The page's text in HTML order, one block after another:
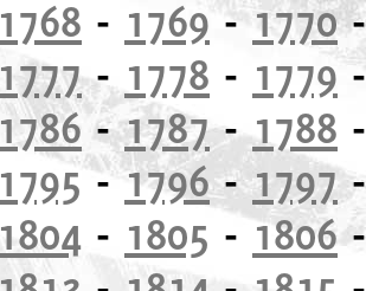
1768 - 1769- 1770
1777- 1778 - 1779
1786-1787-1788
1795-1796-1797
1804 - 1805 -1806